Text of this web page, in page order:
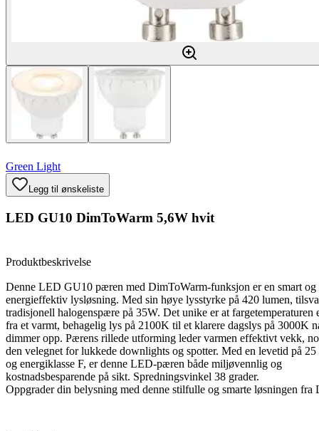
Green Light
Legg til ønskeliste
LED GU10 DimToWarm 5,6W hvit
Produktbeskrivelse
Denne LED GU10 pæren med DimToWarm-funksjon er en smart og
energieffektiv lysløsning. Med sin høye lysstyrke på 420 lumen,
tradisjonell halogenspære på 35W. Det unike er at fargetemperaturen
fra et varmt, behagelig lys på 2100K til et klarere dagslys på 3000K
dimmer opp. Pærens rillede utforming leder varmen effektivt vekk,
den velegnet for lukkede downlights og spotter. Med en levetid på
og energiklasse F, er denne LED-pæren både miljøvennlig og
kostnadsbesparende på sikt. Spredningsvinkel 38 grader.
Oppgrader din belysning med denne stilfulle og smarte løsningen fra